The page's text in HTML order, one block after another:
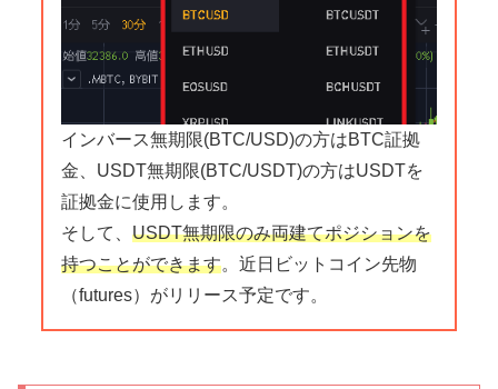
インバース無期限(BTC/USD)の方はBTC証拠
金、USDT無期限(BTC/USDT)の方はUSDTを
証拠金に使用します。
そして、 USDT無期限のみ両建てポジションを
持つことができます。近日ビットコイン先物
（futures）がリリース予定です。